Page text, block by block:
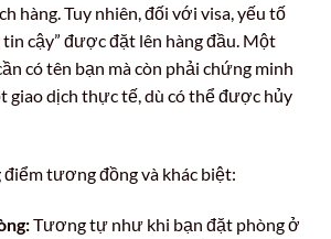
hàng. Tuy nhiên, đối với visa, yếu tố
tin cậy” được đặt lên hàng đầu. Một
có tên bạn mà còn phải chứng minh
giao dịch thực tế, dù có thể được hủy
tương đồng và khác biệt:
Tương tự như khi bạn đặt phòng ở